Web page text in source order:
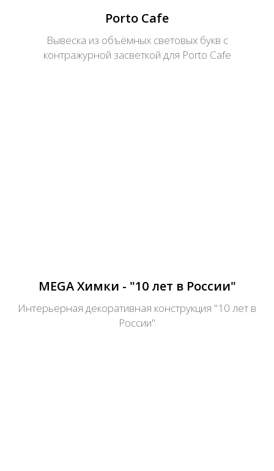
Porto Cafe
Вывеска из объёмных световых букв с
контражурной засветкой для Porto Cafe
MEGA Химки - "10 лет в России"
Интерьерная декоративная конструкция "10 лет в
России"